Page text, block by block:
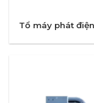
Tổ máy phát